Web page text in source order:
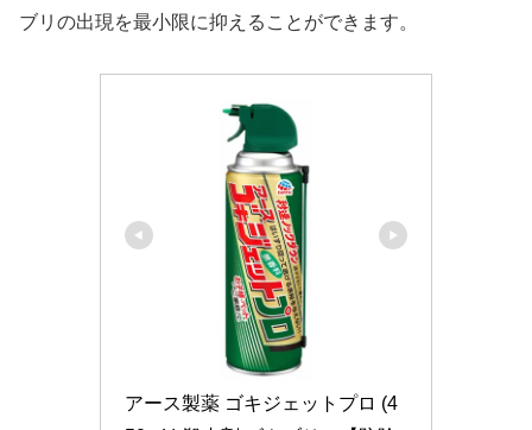
ブリの出現を最小限に抑えることができます。
アース製薬 ゴキジェットプロ (4